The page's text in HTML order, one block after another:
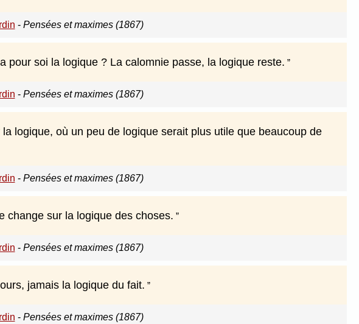
- Pensées et maximes (1867)
pour soi la logique ? La calomnie passe, la logique reste.
- Pensées et maximes (1867)
logique, où un peu de logique serait plus utile que beaucoup de
- Pensées et maximes (1867)
change sur la logique des choses.
- Pensées et maximes (1867)
jamais la logique du fait.
- Pensées et maximes (1867)